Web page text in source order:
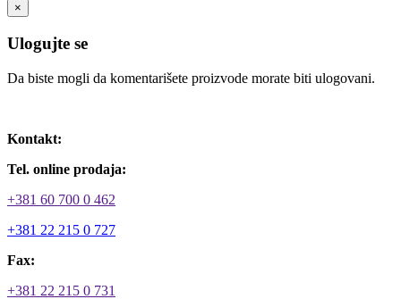
×
Ulogujte se
Da biste mogli da komentarišete proizvode morate biti ulogovani.
Kontakt:
Tel. online prodaja:
+381 60 700 0 462
+381 22 215 0 727
Fax:
+381 22 215 0 731